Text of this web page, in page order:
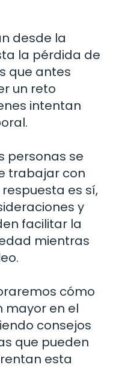
desde la
la pérdida de
que antes
un reto
intentan
personas se
trabajar con
es sí,
y
facilitar la
mientras
cómo
mayor en el
consejos
que pueden
esta